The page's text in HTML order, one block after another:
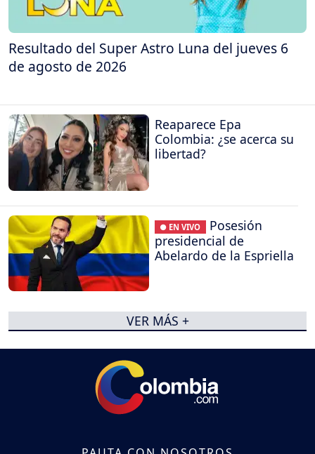
Resultado del Super Astro Luna del jueves 6
de agosto de 2026
Reaparece Epa
Colombia: ¿se acerca su
libertad?
● EN VIVO
Posesión
presidencial de
Abelardo de la Espriella
VER MÁS +